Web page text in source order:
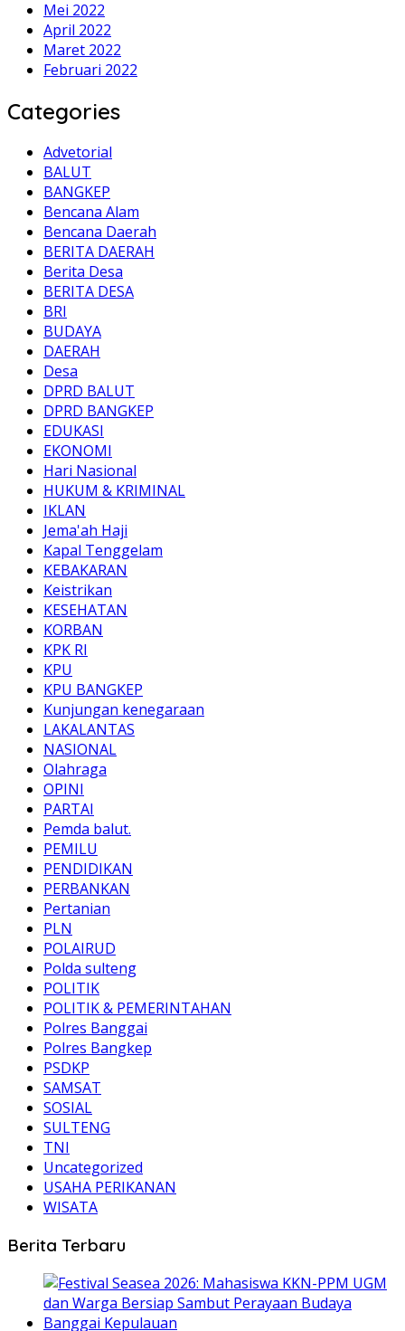
Mei 2022
April 2022
Maret 2022
Februari 2022
Categories
Advetorial
BALUT
BANGKEP
Bencana Alam
Bencana Daerah
BERITA DAERAH
Berita Desa
BERITA DESA
BRI
BUDAYA
DAERAH
Desa
DPRD BALUT
DPRD BANGKEP
EDUKASI
EKONOMI
Hari Nasional
HUKUM & KRIMINAL
IKLAN
Jema'ah Haji
Kapal Tenggelam
KEBAKARAN
Keistrikan
KESEHATAN
KORBAN
KPK RI
KPU
KPU BANGKEP
Kunjungan kenegaraan
LAKALANTAS
NASIONAL
Olahraga
OPINI
PARTAI
Pemda balut.
PEMILU
PENDIDIKAN
PERBANKAN
Pertanian
PLN
POLAIRUD
Polda sulteng
POLITIK
POLITIK & PEMERINTAHAN
Polres Banggai
Polres Bangkep
PSDKP
SAMSAT
SOSIAL
SULTENG
TNI
Uncategorized
USAHA PERIKANAN
WISATA
Berita Terbaru